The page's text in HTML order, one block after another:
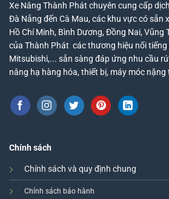
Xe Nâng Thành Phát chuyên cung cấp
Đà Nẵng đến Cà Mau, các khu vực có sẵn
Hồ Chí Minh, Bình Dương, Đồng Nai, Vũng
của Thành Phát các thương hiệu nổi
Mitsubishi,... sẵn sàng đáp ứng nhu cầu
nâng hạ hàng hóa, thiết bị, máy móc nặng
Chính sách
Chính sách và quy định chung
Chính sách bảo hành